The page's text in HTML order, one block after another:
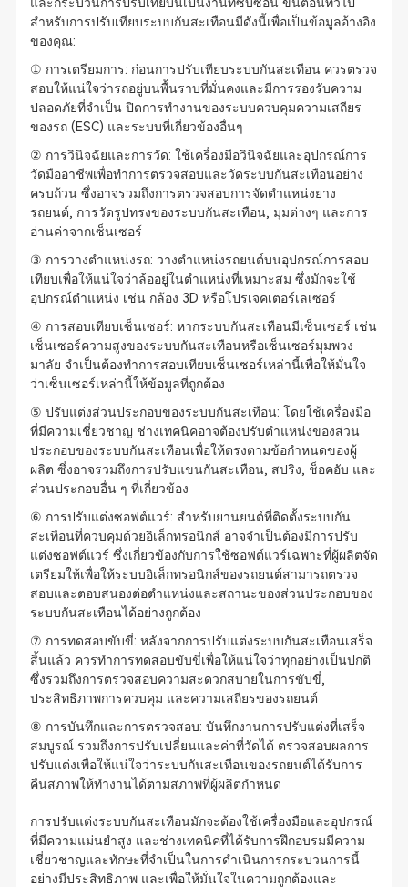
สำหรับการปรับเทียบระบบกันสะเทือนมีดังนี้เพื่อเป็นข้อมูลอ้างอิง
ของคุณ:
① การเตรียมการ: ก่อนการปรับเทียบระบบกันสะเทือน ควรตรวจ
สอบให้แน่ใจว่ารถอยู่บนพื้นราบที่มั่นคงและมีการรองรับความ
ปลอดภัยที่จำเป็น ปิดการทำงานของระบบควบคุมความเสถียร
ของรถ (ESC) และระบบที่เกี่ยวข้องอื่นๆ
② การวินิจฉัยและการวัด: ใช้เครื่องมือวินิจฉัยและอุปกรณ์การ
วัดมืออาชีพเพื่อทำการตรวจสอบและวัดระบบกันสะเทือนอย่าง
ครบถ้วน ซึ่งอาจรวมถึงการตรวจสอบการจัดตำแหน่งยาง
รถยนต์, การวัดรูปทรงของระบบกันสะเทือน, มุมต่างๆ และการ
อ่านค่าจากเซ็นเซอร์
③ การวางตำแหน่งรถ: วางตำแหน่งรถยนต์บนอุปกรณ์การสอบ
เทียบเพื่อให้แน่ใจว่าล้ออยู่ในตำแหน่งที่เหมาะสม ซึ่งมักจะใช้
อุปกรณ์ตำแหน่ง เช่น กล้อง 3D หรือโปรเจคเตอร์เลเซอร์
④ การสอบเทียบเซ็นเซอร์: หากระบบกันสะเทือนมีเซ็นเซอร์ เช่น
เซ็นเซอร์ความสูงของระบบกันสะเทือนหรือเซ็นเซอร์มุมพวง
มาลัย จำเป็นต้องทำการสอบเทียบเซ็นเซอร์เหล่านี้เพื่อให้มั่นใจ
ว่าเซ็นเซอร์เหล่านี้ให้ข้อมูลที่ถูกต้อง
⑤ ปรับแต่งส่วนประกอบของระบบกันสะเทือน: โดยใช้เครื่องมือ
ที่มีความเชี่ยวชาญ ช่างเทคนิคอาจต้องปรับตำแหน่งของส่วน
ประกอบของระบบกันสะเทือนเพื่อให้ตรงตามข้อกำหนดของผู้
ผลิต ซึ่งอาจรวมถึงการปรับแขนกันสะเทือน, สปริง, ช็อคอับ และ
ส่วนประกอบอื่น ๆ ที่เกี่ยวข้อง
⑥ การปรับแต่งซอฟต์แวร์: สำหรับยานยนต์ที่ติดตั้งระบบกัน
สะเทือนที่ควบคุมด้วยอิเล็กทรอนิกส์ อาจจำเป็นต้องมีการปรับ
แต่งซอฟต์แวร์ ซึ่งเกี่ยวข้องกับการใช้ซอฟต์แวร์เฉพาะที่ผู้ผลิตจัด
เตรียมให้เพื่อให้ระบบอิเล็กทรอนิกส์ของรถยนต์สามารถตรวจ
สอบและตอบสนองต่อตำแหน่งและสถานะของส่วนประกอบของ
ระบบกันสะเทือนได้อย่างถูกต้อง
⑦ การทดสอบขับขี่: หลังจากการปรับแต่งระบบกันสะเทือนเสร็จ
สิ้นแล้ว ควรทำการทดสอบขับขี่เพื่อให้แน่ใจว่าทุกอย่างเป็นปกติ
ซึ่งรวมถึงการตรวจสอบความสะดวกสบายในการขับขี่,
ประสิทธิภาพการควบคุม และความเสถียรของรถยนต์
⑧ การบันทึกและการตรวจสอบ: บันทึกงานการปรับแต่งที่เสร็จ
สมบูรณ์ รวมถึงการปรับเปลี่ยนและค่าที่วัดได้ ตรวจสอบผลการ
ปรับแต่งเพื่อให้แน่ใจว่าระบบกันสะเทือนของรถยนต์ได้รับการ
คืนสภาพให้ทำงานได้ตามสภาพที่ผู้ผลิตกำหนด
การปรับแต่งระบบกันสะเทือนมักจะต้องใช้เครื่องมือและอุปกรณ์
ที่มีความแม่นยำสูง และช่างเทคนิคที่ได้รับการฝึกอบรมมีความ
เชี่ยวชาญและทักษะที่จำเป็นในการดำเนินการกระบวนการนี้
อย่างมีประสิทธิภาพ และเพื่อให้มั่นใจในความถูกต้องและ